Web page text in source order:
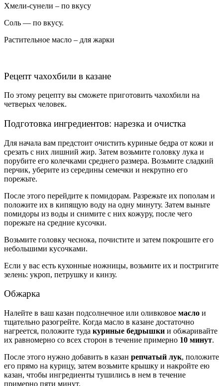
Хмели-сунели – по вкусу
Соль — по вкусу.
Растительное масло – для жарки
Рецепт чахохбили в казане
По этому рецепту вы сможете приготовить чахохбили на
четверых человек.
Подготовка ингредиентов: нарезка и очистка
Для начала вам предстоит очистить куриные бедра от кожи и
срезать с них лишний жир. Затем возьмите головку лука и
порубите его колечками среднего размера. Возьмите сладкий
перчик, уберите из середины семечки и некрупно его
порежьте.
После этого перейдите к помидорам. Разрежьте их пополам и
положите их в кипящую воду на одну минуту. Затем выньте
помидоры из воды и снимите с них кожуру, после чего
порежьте на средние кусочки.
Возьмите головку чеснока, почистите и затем покрошите его
небольшими кусочками.
Если у вас есть кухонные ножницы, возьмите их и постригите
зелень: укроп, петрушку и кинзу.
Обжарка
Налейте в ваш казан подсолнечное или оливковое масло и
тщательно разогрейте. Когда масло в казане достаточно
нагреется, положите туда куриные бедрышки и обжаривайте
их равномерно со всех сторон в течение примерно 10 минут.
После этого нужно добавить в казан репчатый лук, положите
его прямо на курицу, затем возьмите крышку и накройте ею
казан, чтобы ингредиенты тушились в нем в течение
примерно пяти минут.